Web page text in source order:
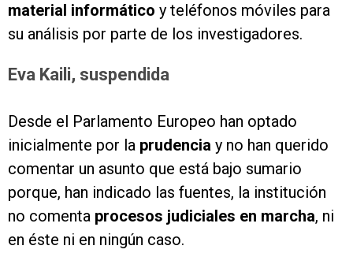
material informático y teléfonos móviles para
su análisis por parte de los investigadores.
Eva Kaili, suspendida
Desde el Parlamento Europeo han optado
inicialmente por la prudencia y no han querido
comentar un asunto que está bajo sumario
porque, han indicado las fuentes, la institución
no comenta procesos judiciales en marcha, ni
en éste ni en ningún caso.